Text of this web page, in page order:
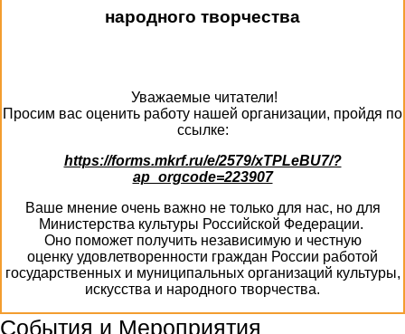
народного творчества
Уважаемые читатели!
Просим вас оценить работу нашей организации, пройдя по
ссылке:
https://forms.mkrf.ru/e/2579/xTPLeBU7/?
ap_orgcode=223907
Ваше мнение очень важно не только для нас, но для
Министерства культуры Российской Федерации.
Оно поможет получить независимую и честную
оценку удовлетворенности граждан России работой
государственных и муниципальных организаций культуры,
искусства и народного творчества.
События и Мероприятия